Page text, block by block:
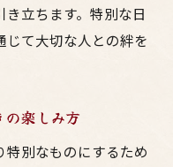
立ちます。特別な日
て大切な人との絆を
楽しみ方
別なものにするため